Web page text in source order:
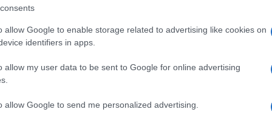
allow Google to enable storage related to advertising like cookies on
identifiers in apps.
allow my user data to be sent to Google for online advertising
allow Google to send me personalized advertising.